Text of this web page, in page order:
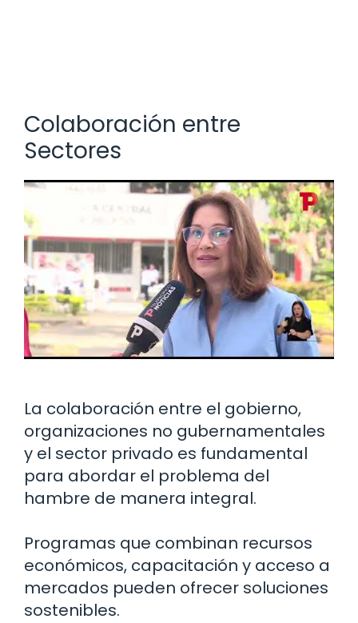
Colaboración entre
Sectores
La colaboración entre el gobierno,
organizaciones no gubernamentales
y el sector privado es fundamental
para abordar el problema del
hambre de manera integral.
Programas que combinan recursos
económicos, capacitación y acceso a
mercados pueden ofrecer soluciones
sostenibles.